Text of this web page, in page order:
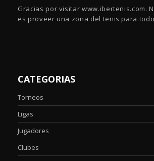
Gracias por visitar www.ibertenis.com.
es proveer una zona del tenis para
CATEGORIAS
Torneos
Ligas
Jugadores
Clubes